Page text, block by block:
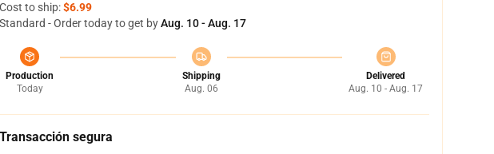
Cost to ship:$6.99
Standard - Order today to get byAug. 10 - Aug. 17
Production
Today
Shipping
Aug. 06
Delivered
Aug. 10 - Aug. 17
Transacción segura